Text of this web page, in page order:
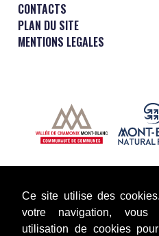
Ce site utilise des
votre navigation, vous
utilisation de cookies
CONTACTS
PLAN DU SITE
MENTIONS LEGALES